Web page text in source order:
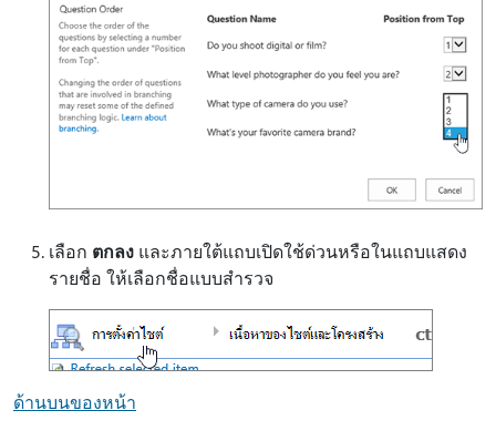
เลือก ตกลง และภายใต้แถบเปิดใช้ด่วนหรือในแถบแสดง
รายชื่อ ให้เลือกชื่อแบบสํารวจ
ด้านบนของหน้า